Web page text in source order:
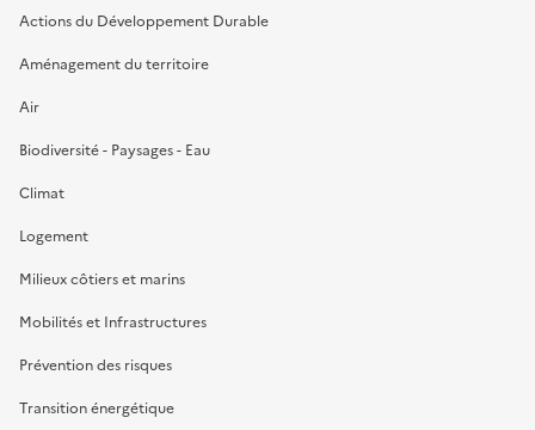
Actions du Développement Durable
Aménagement du territoire
Air
Biodiversité - Paysages - Eau
Climat
Logement
Milieux côtiers et marins
Mobilités et Infrastructures
Prévention des risques
Transition énergétique